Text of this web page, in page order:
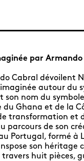
par Armando
Cabral dévoilent
autour du
son nom du
Ghana et de la
transformation et
parcours de son
Portugal, formé à
son héritage
huit pièces,